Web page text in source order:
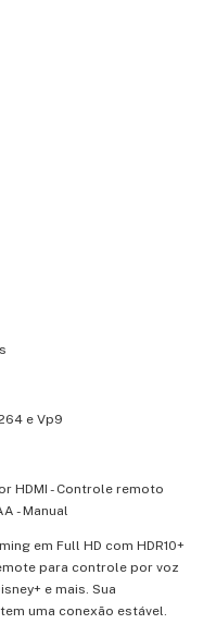
e Vp9
HDMI - Controle remoto
- Manual
em Full HD com HDR10+
para controle por voz
e mais. Sua
uma conexão estável.